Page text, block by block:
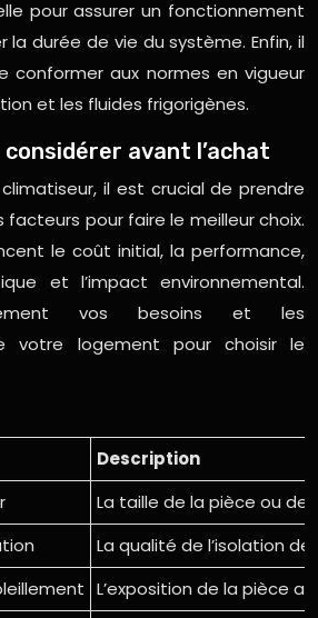
pour assurer un fonctionnement
durée de vie du système. Enfin, il
aux normes en vigueur
et les fluides frigorigènes.
avant l’achat
il est crucial de prendre
pour faire le meilleur choix.
le coût initial, la performance,
et l’impact environnemental.
vos besoins et les
votre logement pour choisir le
Description
La taille de la pièce ou de
La qualité de l’isolation
L’exposition de la pièce au